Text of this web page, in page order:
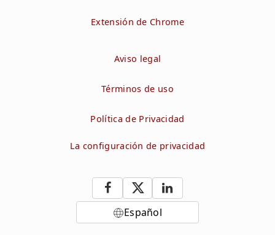
Extensión de Chrome
Aviso legal
Términos de uso
Política de Privacidad
La configuración de privacidad
Español